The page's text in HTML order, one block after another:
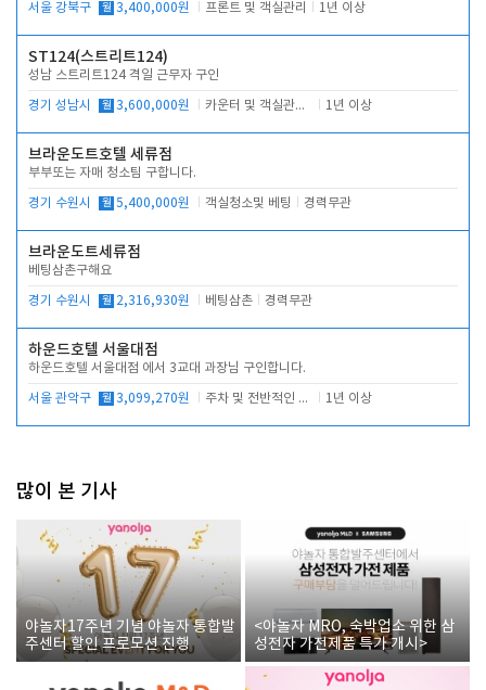
서울 강북구 월 3,400,000원 프론트 및 객실관리 1년 이상
ST124(스트리트124)
성남 스트리트124 격일 근무자 구인
경기 성남시 월 3,600,000원 카운터 및 객실관리 전반 1년 이상
브라운도트호텔 세류점
부부또는 자매 청소팀 구합니다.
경기 수원시 월 5,400,000원 객실청소및 베팅 경력무관
브라운도트세류점
베팅삼촌구해요
경기 수원시 월 2,316,930원 베팅삼촌 경력무관
하운드호텔 서울대점
하운드호텔 서울대점 에서 3교대 과장님 구인합니다.
서울 관악구 월 3,099,270원 주차 및 전반적인 당번업무 1년 이상
많이 본 기사
야놀자17주년 기념 야놀자 통합발
주센터 할인 프로모션 진행
<야놀자 MRO, 숙박업소 위한 삼
성전자 가전제품 특가 개시>